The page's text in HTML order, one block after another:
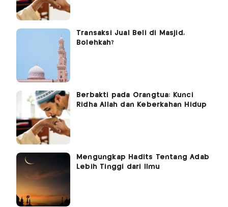
Transaksi Jual Beli di Masjid,
Bolehkah?
Berbakti pada Orangtua: Kunci
Ridha Allah dan Keberkahan Hidup
Mengungkap Hadits Tentang Adab
Lebih Tinggi dari Ilmu